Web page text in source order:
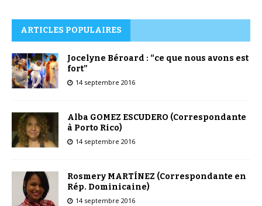
ARTICLES POPULAIRES
Jocelyne Béroard : “ce que nous avons est
fort”
14 septembre 2016
Alba GOMEZ ESCUDERO (Correspondante
à Porto Rico)
14 septembre 2016
Rosmery MARTÍNEZ (Correspondante en
Rép. Dominicaine)
14 septembre 2016